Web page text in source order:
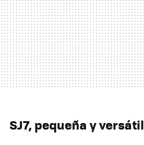
SJ7, pequeña y versátil